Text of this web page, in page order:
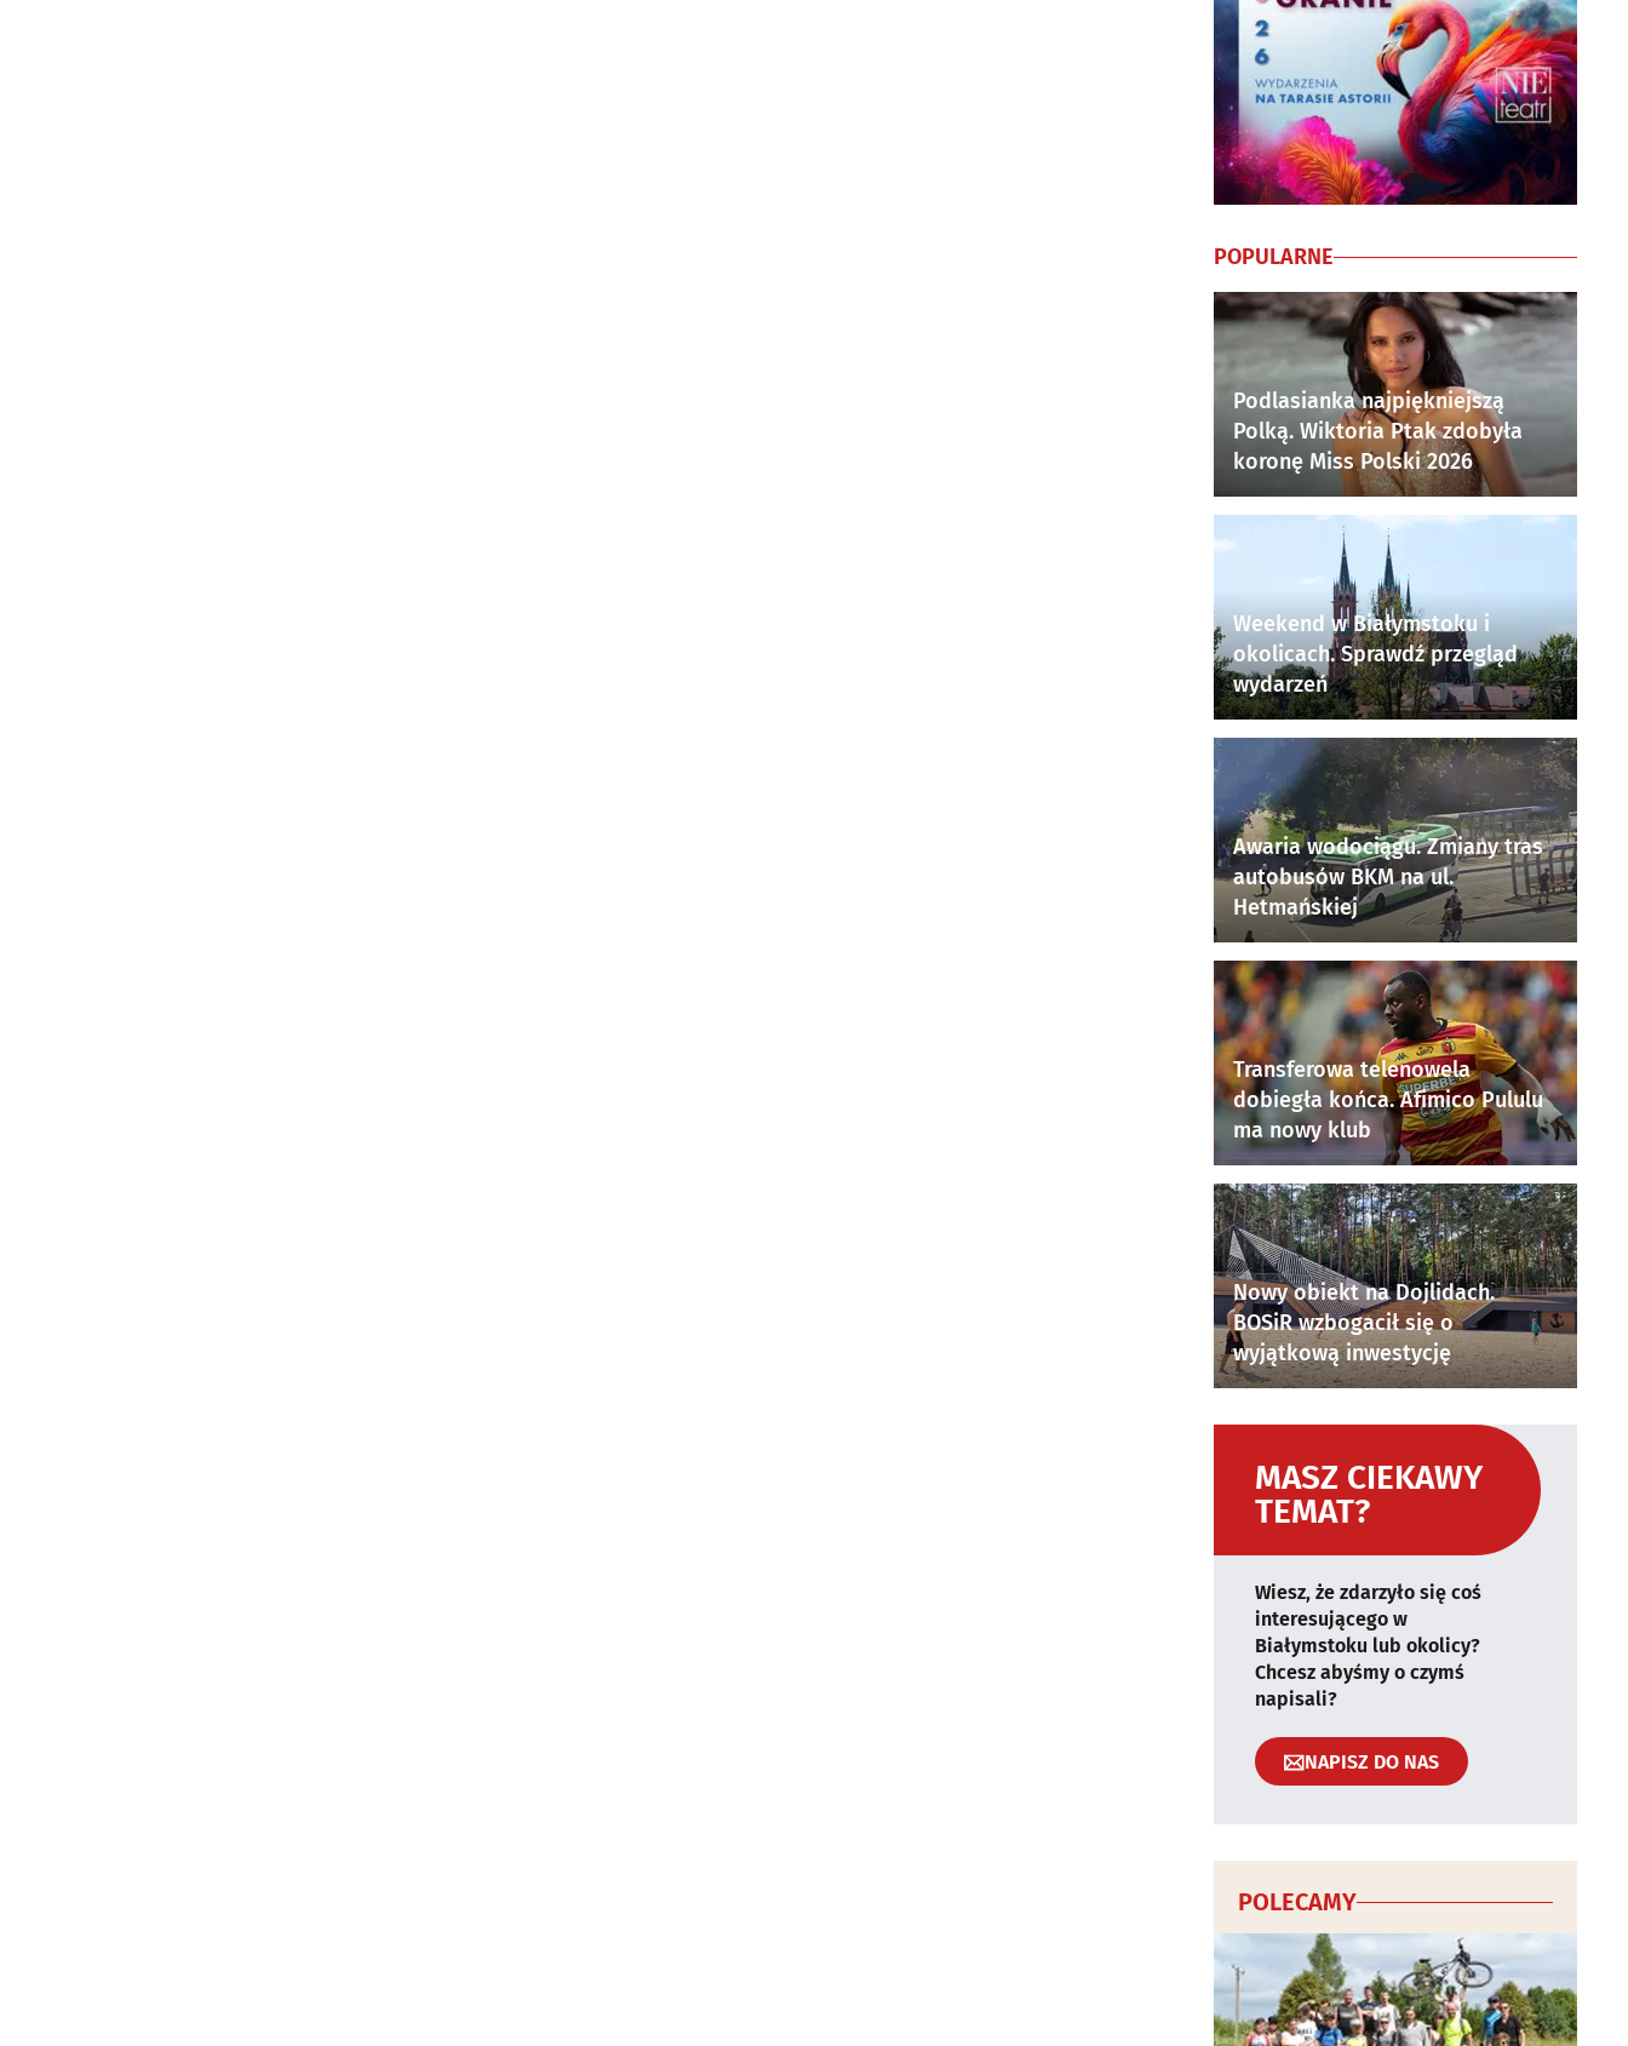
POPULARNE
Podlasianka najpiękniejszą
Polką. Wiktoria Ptak zdobyła
koronę Miss Polski 2026
Weekend w Białymstoku i
okolicach. Sprawdź przegląd
wydarzeń
Awaria wodociągu. Zmiany tras
autobusów BKM na ul.
Hetmańskiej
Transferowa telenowela
dobiegła końca. Afimico Pululu
ma nowy klub
Nowy obiekt na Dojlidach.
BOSiR wzbogacił się o
wyjątkową inwestycję
MASZ CIEKAWY
TEMAT?
Wiesz, że zdarzyło się coś
interesującego w
Białymstoku lub okolicy?
Chcesz abyśmy o czymś
napisali?
NAPISZ DO NAS
POLECAMY